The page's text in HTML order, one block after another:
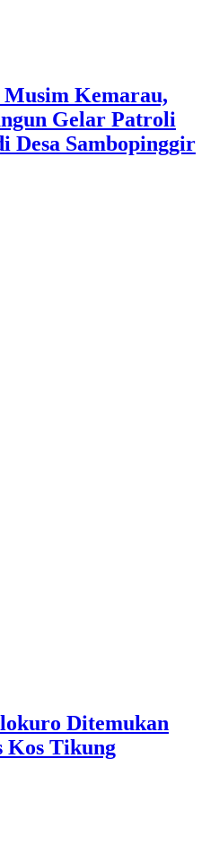
Kemarau,
Gelar Patroli
Desa Sambopinggir
Ditemukan
Kos Tikung